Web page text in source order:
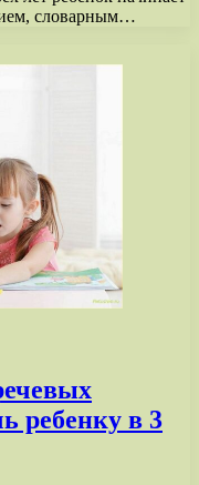
словарным…
ребенку в 3